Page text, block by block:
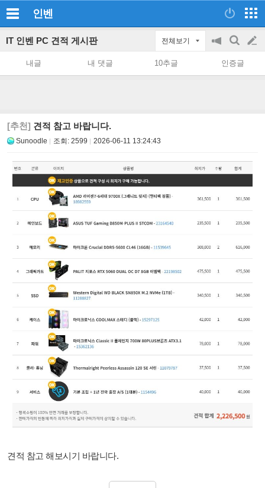
인벤
IT 인벤 PC 견적 게시판 전체보기
공
on/off
검
색
글
쓰
내글 내 댓글 10추글 인증글
[추천] 견적 참고 바랍니다.
Sunoodle 조회: 2599 2026-06-11 13:24:43
견적 참고 해보시기 바랍니다.